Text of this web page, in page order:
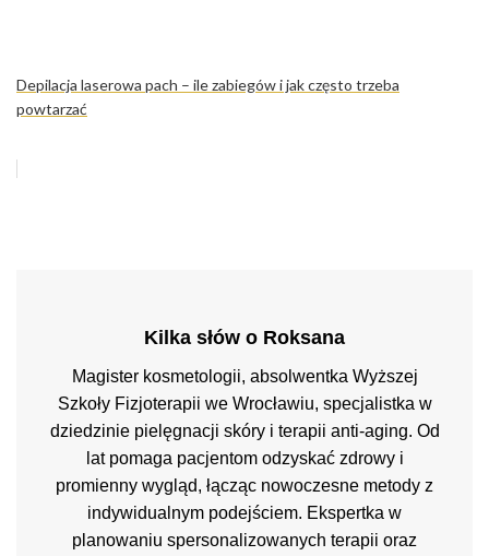
Depilacja laserowa pach – ile zabiegów i jak często trzeba
powtarzać
Kilka słów o Roksana
Magister kosmetologii, absolwentka Wyższej
Szkoły Fizjoterapii we Wrocławiu, specjalistka w
dziedzinie pielęgnacji skóry i terapii anti-aging. Od
lat pomaga pacjentom odzyskać zdrowy i
promienny wygląd, łącząc nowoczesne metody z
indywidualnym podejściem. Ekspertka w
planowaniu spersonalizowanych terapii oraz